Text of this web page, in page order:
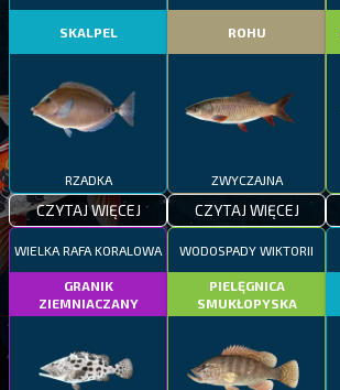
SKALPEL
RZADKA
CZYTAJ WIĘCEJ
ROHU
ZWYCZAJNA
CZYTAJ WIĘCEJ
WIELKA RAFA KORALOWA
GRANIK
ZIEMNIACZANY
WODOSPADY WIKTORII
PIELĘGNICA
SMUKŁOPYSKA